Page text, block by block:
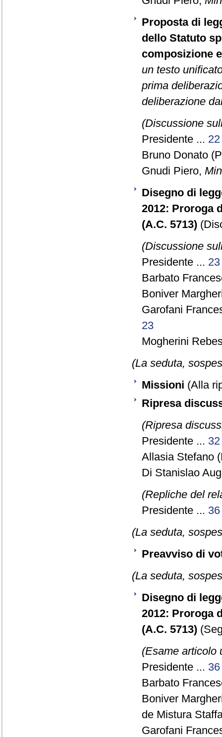
Proposta di
dello Statuto
composizione
un testo
prima
deliberazione
(Discussione
Presidente ... 22
Bruno Donato
Gnudi Piero,
Disegno di
2012: Proroga
(A.C. 5713)
(Discussione
Presidente ... 23
Barbato
Boniver
Garofani
23
Mogherini
(La seduta,
Missioni (Alla
Ripresa
(Ripresa
Presidente ... 32
Allasia Stefano
Di Stanislao
(Repliche del
Presidente ... 36
(La seduta,
Preavviso di
(La seduta,
Disegno di
2012: Proroga
(A.C. 5713)
(Esame articolo
Presidente ... 36
Barbato
Boniver
de Mistura
Garofani